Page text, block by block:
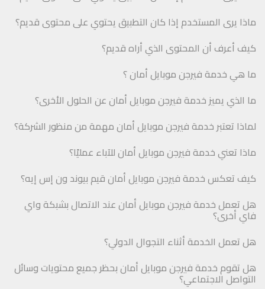
ماذا يرى المستخدم إذا كان التطبيق يحتوي على محتوى قديم؟
كيف أعرف أن المحتوى الذي أراه قديم؟
ما هي خدمة فيرجن موبايل أمان ؟
ما الذي يميز خدمة فيرجن موبايل أمان عن الحلول الأخرى؟
لماذا تعتبر خدمة فيرجن موبايل أمان مهمة من منظور الشركة؟
ماذا تعني خدمة فيرجن موبايل أمان للآباء عمليًا؟
كيف تعكس خدمة فيرجن موبايل أمان قيم بيوند ون إس إيه؟
هل تعمل خدمة فيرجن موبايل أمان عند الاتصال بشبكة واي
فاي أخرى؟
هل تعمل الخدمة أثناء التجوال الدولي؟
هل تقوم خدمة فيرجن موبايل أمان بحظر جميع محتويات وسائل
التواصل الاجتماعي؟